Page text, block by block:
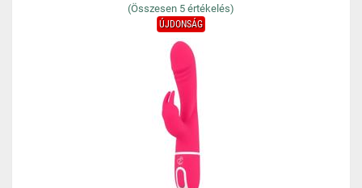
(Összesen 5 értékelés)
ÚJDONSÁG